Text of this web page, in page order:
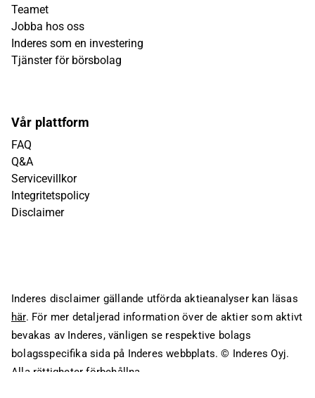
Teamet
Jobba hos oss
Inderes som en investering
Tjänster för börsbolag
Vår plattform
FAQ
Q&A
Servicevillkor
Integritetspolicy
Disclaimer
Inderes disclaimer gällande utförda aktieanalyser kan läsas
här. För mer detaljerad information över de aktier som aktivt
bevakas av Inderes, vänligen se respektive bolags
bolagsspecifika sida på Inderes webbplats. © Inderes Oyj.
Alla rättigheter förbehållna.